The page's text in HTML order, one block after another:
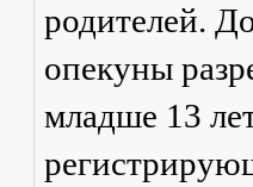
родителей.
опекуны
младше 13